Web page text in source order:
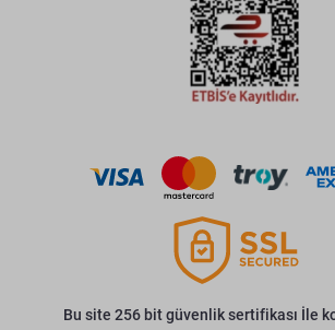
Bu site 256 bit güvenlik sertifikası İle